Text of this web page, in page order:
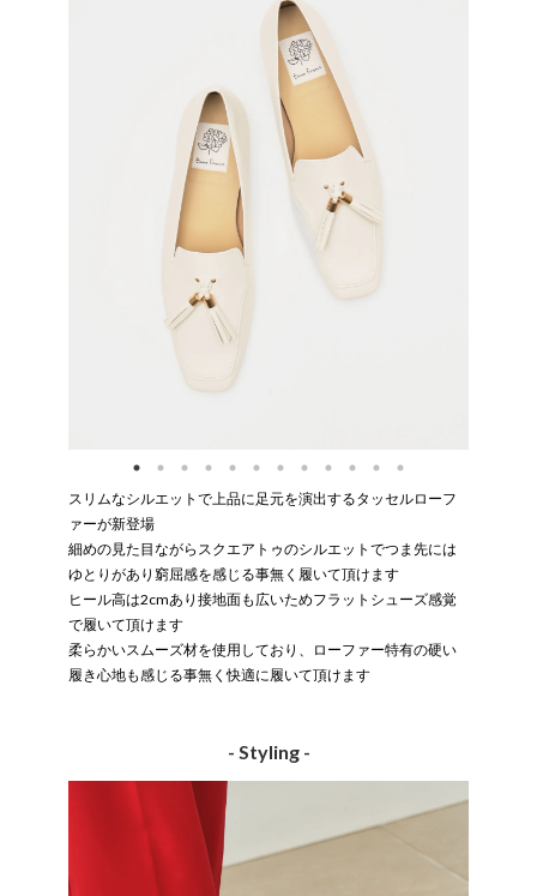
スリムなシルエットで上品に足元を演出するタッセルローフ
ァーが新登場
細めの見た目ながらスクエアトゥのシルエットでつま先には
ゆとりがあり窮屈感を感じる事無く履いて頂けます
ヒール高は2cmあり接地面も広いためフラットシューズ感覚
で履いて頂けます
柔らかいスムーズ材を使用しており、ローファー特有の硬い
履き心地も感じる事無く快適に履いて頂けます
- Styling -